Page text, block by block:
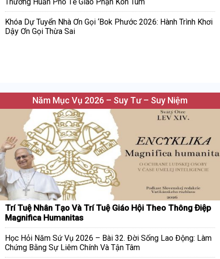
Khóa Dự Tuyển Nhà Ơn Gọi ‘Bok Phước 2026: Hành Trình Khơi
Dậy Ơn Gọi Thừa Sai
Năm Mục Vụ 2026 – Suy Tư – Suy Niệm
Trí Tuệ Nhân Tạo Và Trí Tuệ Giáo Hội Theo Thông Điệp
Magnifica Humanitas
Học Hỏi Năm Sứ Vụ 2026 – Bài 32. Đời Sống Lao Động: Làm
Chứng Bằng Sự Liêm Chính Và Tận Tâm